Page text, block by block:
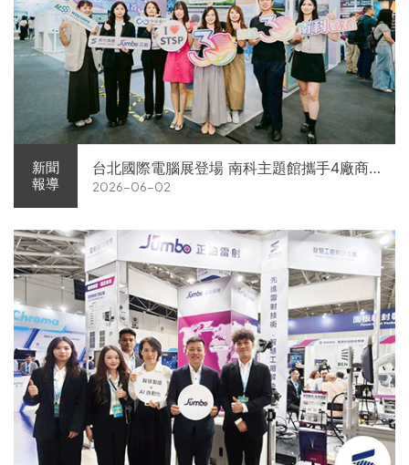
新聞
報導
台北國際電腦展登場 南科主題館攜手4廠商
展現AI供應鏈實力
2026-06-02